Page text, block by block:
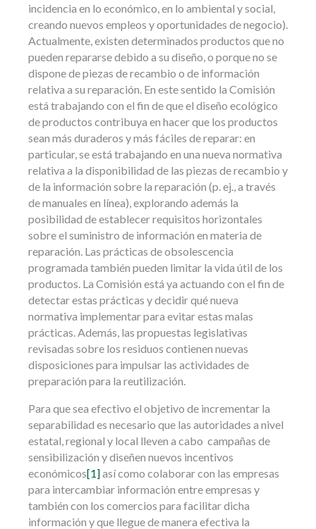
incidencia en lo económico, en lo ambiental y social,
creando nuevos empleos y oportunidades de negocio).
Actualmente, existen determinados productos que no
pueden repararse debido a su diseño, o porque no se
dispone de piezas de recambio o de información
relativa a su reparación. En este sentido la Comisión
está trabajando con el fin de que el diseño ecológico
de productos contribuya en hacer que los productos
sean más duraderos y más fáciles de reparar: en
particular, se está trabajando en una nueva normativa
relativa a la disponibilidad de las piezas de recambio y
de la información sobre la reparación (p. ej., a través
de manuales en línea), explorando además la
posibilidad de establecer requisitos horizontales
sobre el suministro de información en materia de
reparación. Las prácticas de obsolescencia
programada también pueden limitar la vida útil de los
productos. La Comisión está ya actuando con el fin de
detectar estas prácticas y decidir qué nueva
normativa implementar para evitar estas malas
prácticas. Además, las propuestas legislativas
revisadas sobre los residuos contienen nuevas
disposiciones para impulsar las actividades de
preparación para la reutilización.
Para que sea efectivo el objetivo de incrementar la
separabilidad es necesario que las autoridades a nivel
estatal, regional y local lleven a cabo campañas de
sensibilización y diseñen nuevos incentivos
económicos[1]así como colaborar con las empresas
para intercambiar información entre empresas y
también con los comercios para facilitar dicha
información y que llegue de manera efectiva la